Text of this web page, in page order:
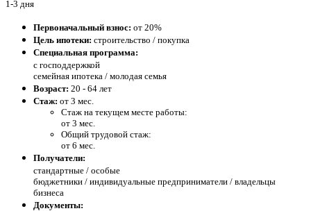
1-3 дня
Первоначальный взнос: от 20%
Цель ипотеки: строительство / покупка
Специальная программа:
с господдержкой
семейная ипотека / молодая семья
Возраст: 20 - 64 лет
Стаж: от 3 мес.
Стаж на текущем месте работы:
от 3 мес.
Общий трудовой стаж:
от 6 мес.
Получатели:
стандартные / особые
бюджетники / индивидуальные предприниматели / владельцы
бизнеса
Документы: